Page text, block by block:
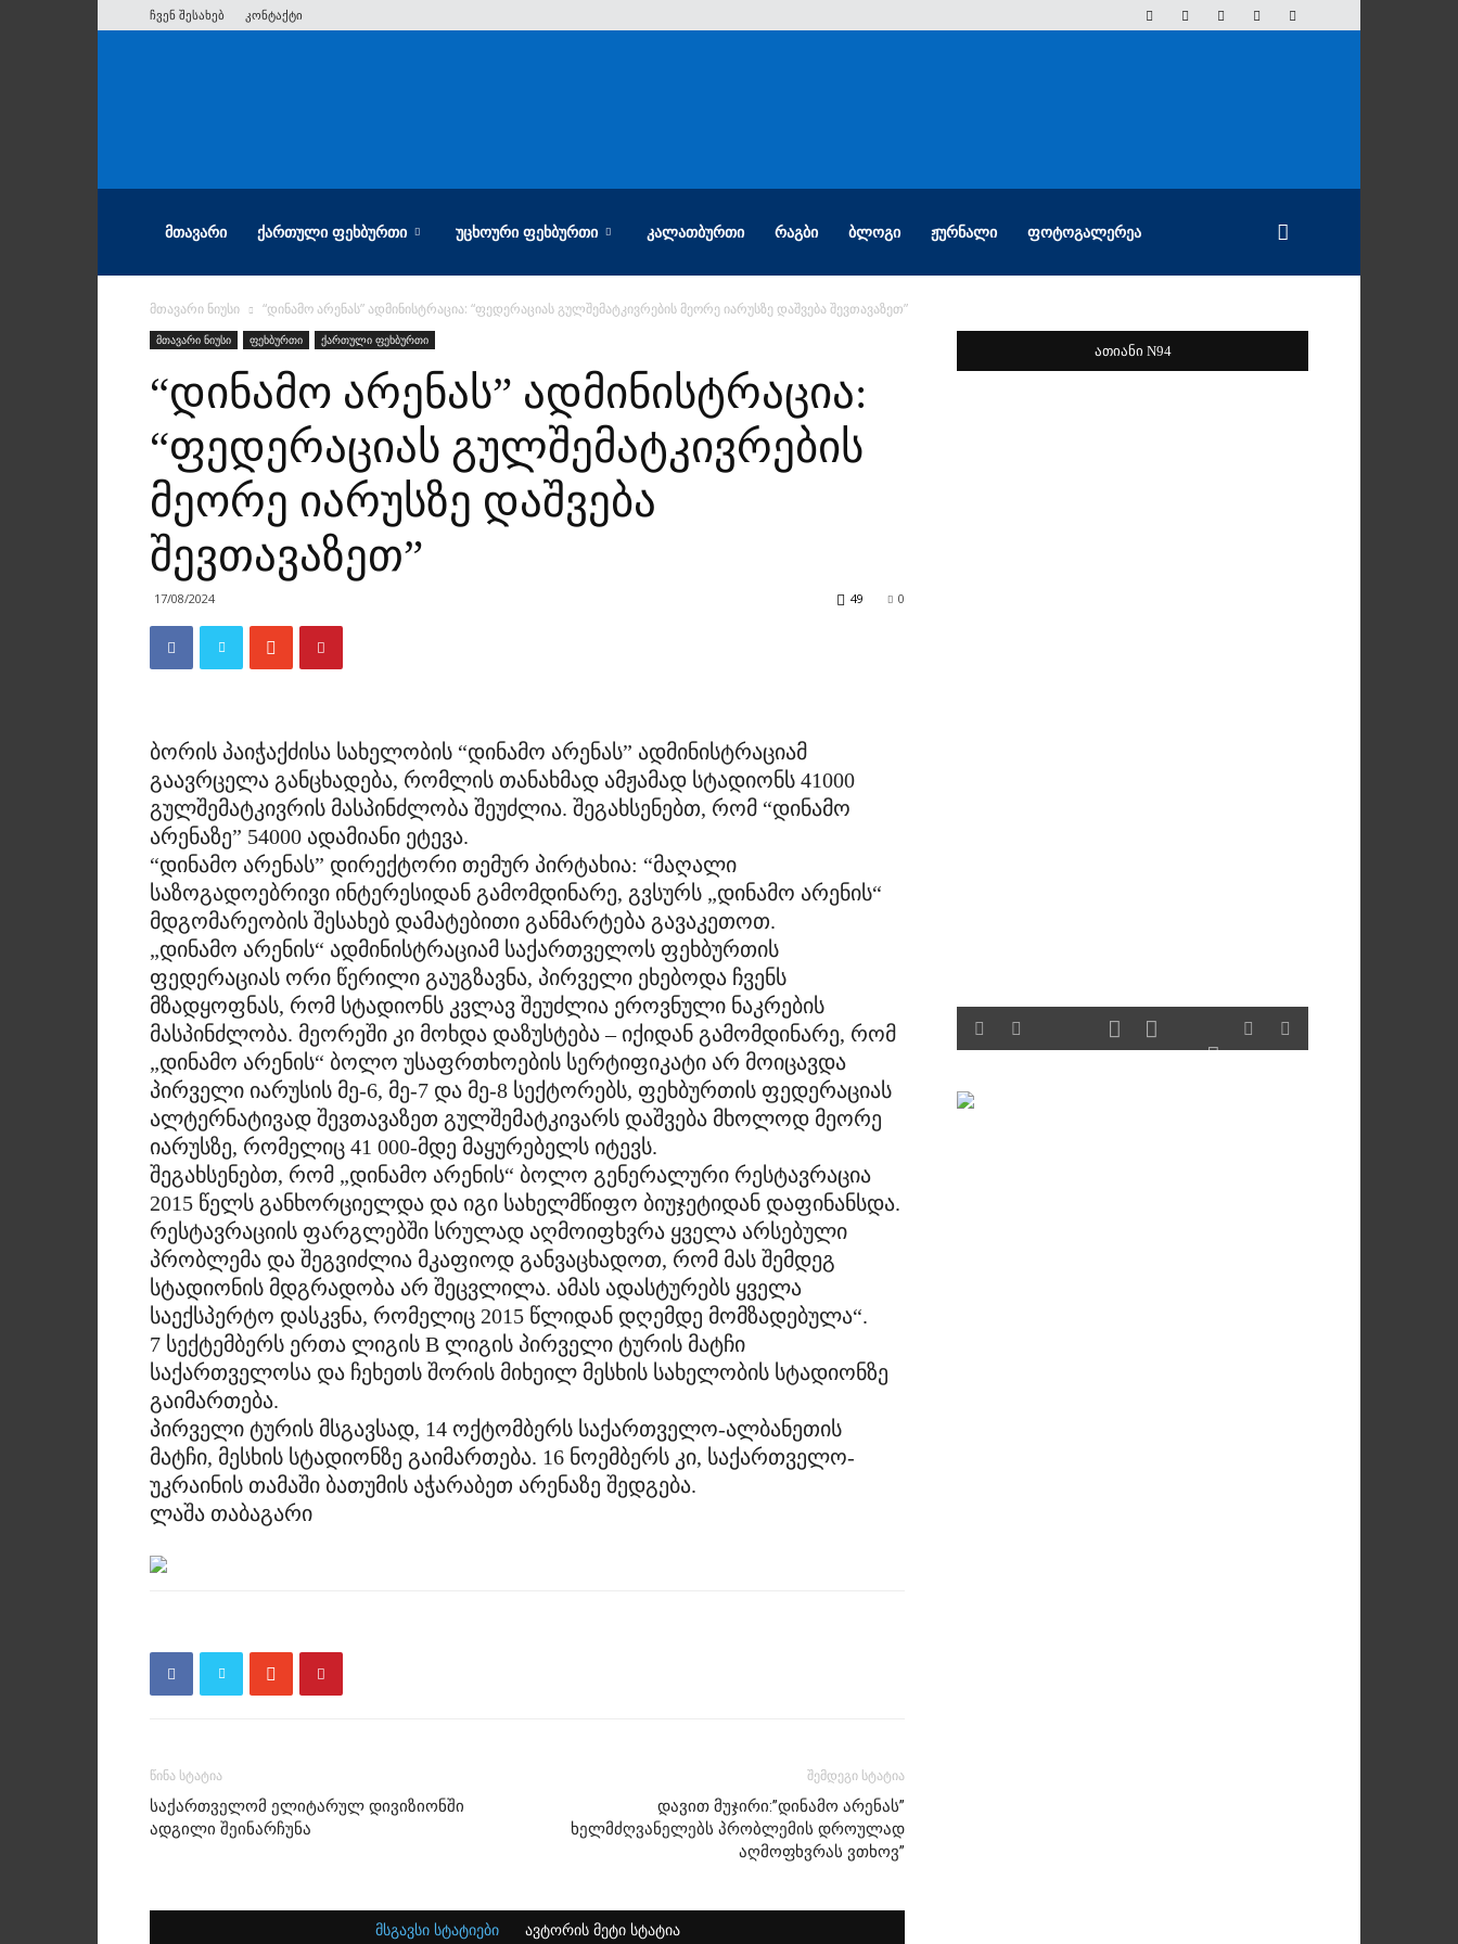
ჩვენ შესახებ კონტაქტი
ᲛᲗᲐᲕᲐᲠᲘ ᲥᲐᲠᲗᲣᲚᲘ ᲤᲔᲮᲑᲣᲠᲗᲘ ᲣᲪᲮᲝᲣᲠᲘ ᲤᲔᲮᲑᲣᲠᲗᲘ ᲙᲐᲚᲐᲗᲑᲣᲠᲗᲘ ᲠᲐᲒᲑᲘ ᲑᲚᲝᲒᲘ ᲟᲣᲠᲜᲐᲚᲘ ᲤᲝᲢᲝᲒᲐᲚᲔᲠᲔᲐ
მთავარი ნიუსი “დინამო არენას” ადმინისტრაცია: “ფედერაციას გულშემატკივრების მეორე იარუსზე დაშვება შევთავაზეთ”
მთავარი ნიუსი ფეხბურთი ქართული ფეხბურთი
“დინამო არენას” ადმინისტრაცია:
“ფედერაციას გულშემატკივრების
მეორე იარუსზე დაშვება
შევთავაზეთ”
17/08/2024 0
49
ბორის პაიჭაქძისა სახელობის “დინამო არენას” ადმინისტრაციამ
გაავრცელა განცხადება, რომლის თანახმად ამჟამად სტადიონს 41000
გულშემატკივრის მასპინძლობა შეუძლია. შეგახსენებთ, რომ “დინამო
არენაზე” 54000 ადამიანი ეტევა.
“დინამო არენას” დირექტორი თემურ პირტახია: “მაღალი
საზოგადოებრივი ინტერესიდან გამომდინარე, გვსურს „დინამო არენის“
მდგომარეობის შესახებ დამატებითი განმარტება გავაკეთოთ.
„დინამო არენის“ ადმინისტრაციამ საქართველოს ფეხბურთის
ფედერაციას ორი წერილი გაუგზავნა, პირველი ეხებოდა ჩვენს
მზადყოფნას, რომ სტადიონს კვლავ შეუძლია ეროვნული ნაკრების
მასპინძლობა. მეორეში კი მოხდა დაზუსტება – იქიდან გამომდინარე, რომ
„დინამო არენის“ ბოლო უსაფრთხოების სერტიფიკატი არ მოიცავდა
პირველი იარუსის მე-6, მე-7 და მე-8 სექტორებს, ფეხბურთის ფედერაციას
ალტერნატივად შევთავაზეთ გულშემატკივარს დაშვება მხოლოდ მეორე
იარუსზე, რომელიც 41 000-მდე მაყურებელს იტევს.
შეგახსენებთ, რომ „დინამო არენის“ ბოლო გენერალური რესტავრაცია
2015 წელს განხორციელდა და იგი სახელმწიფო ბიუჯეტიდან დაფინანსდა.
რესტავრაციის ფარგლებში სრულად აღმოიფხვრა ყველა არსებული
პრობლემა და შეგვიძლია მკაფიოდ განვაცხადოთ, რომ მას შემდეგ
სტადიონის მდგრადობა არ შეცვლილა. ამას ადასტურებს ყველა
საექსპერტო დასკვნა, რომელიც 2015 წლიდან დღემდე მომზადებულა“.
7 სექტემბერს ერთა ლიგის B ლიგის პირველი ტურის მატჩი
საქართველოსა და ჩეხეთს შორის მიხეილ მესხის სახელობის სტადიონზე
გაიმართება.
პირველი ტურის მსგავსად, 14 ოქტომბერს საქართველო-ალბანეთის
მატჩი, მესხის სტადიონზე გაიმართება. 16 ნოემბერს კი, საქართველო-
უკრაინის თამაში ბათუმის აჭარაბეთ არენაზე შედგება.
ლაშა თაბაგარი
წინა სტატია
საქართველომ ელიტარულ დივიზიონში
ადგილი შეინარჩუნა
შემდეგი სტატია
დავით მუჯირი:”დინამო არენას”
ხელმძღვანელებს პრობლემის დროულად
აღმოფხვრას ვთხოვ”
მსგავსი სტატიები ავტორის მეტი სტატია
ათიანი N94